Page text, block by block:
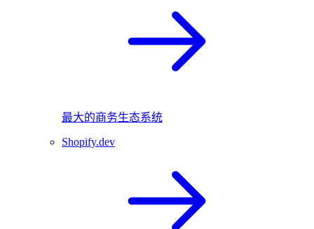
最大的商务生态系统
Shopify.dev